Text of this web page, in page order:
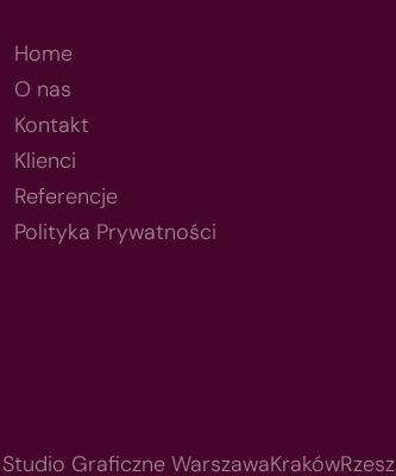
Home
O nas
Kontakt
Klienci
Referencje
Polityka Prywatności
Studio Graficzne WarszawaKraków